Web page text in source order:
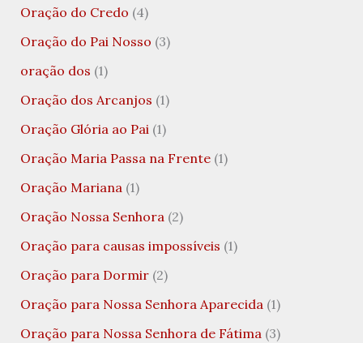
Oração do Credo (4)
Oração do Pai Nosso (3)
oração dos (1)
Oração dos Arcanjos (1)
Oração Glória ao Pai(1)
Oração Maria Passa na Frente(1)
Oração Mariana(1)
Oração Nossa Senhora(2)
Oração para causas impossíveis (1)
Oração para Dormir(2)
Oração para Nossa Senhora Aparecida(1)
Oração para Nossa Senhora de Fátima(3)